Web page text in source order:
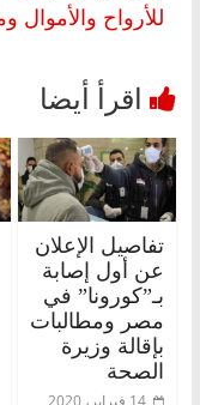
للأرواح والأموال
تفاصيل الإعلان
عن أول إصابة
بـ”كورونا” في
مصر ومطالبات
بإقالة وزيرة
الصحة
14 فبراير، 2020